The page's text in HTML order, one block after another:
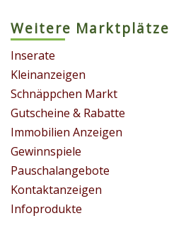
Weitere Marktplätze
Inserate
Kleinanzeigen
Schnäppchen Markt
Gutscheine & Rabatte
Immobilien Anzeigen
Gewinnspiele
Pauschalangebote
Kontaktanzeigen
Infoprodukte